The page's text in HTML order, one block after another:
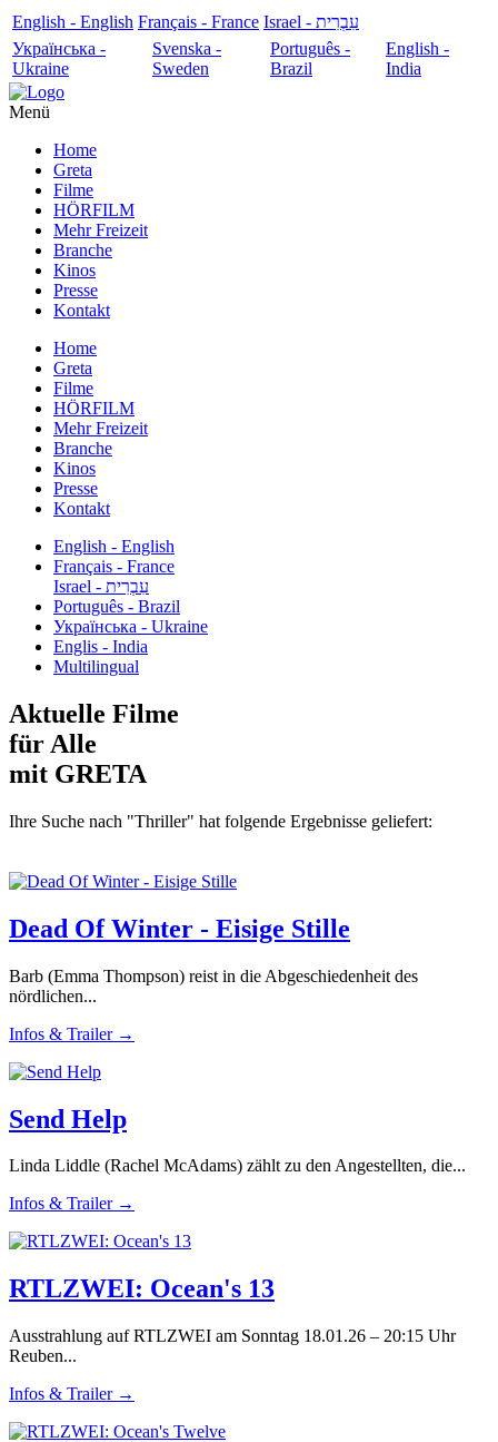
English - English Français - France
עִבְרִית - Israel
Українська -
Ukraine
Svenska -
Sweden
Português -
Brazil
English -
India
Menü
Home
Greta
Filme
HÖRFILM
Mehr Freizeit
Branche
Kinos
Presse
Kontakt
Home
Greta
Filme
HÖRFILM
Mehr Freizeit
Branche
Kinos
Presse
Kontakt
English - English
Français - France
עִבְרִית - Israel
Português - Brazil
Українська - Ukraine
Englis - India
Multilingual
Aktuelle Filme
für Alle
mit GRETA
Ihre Suche nach "Thriller" hat folgende Ergebnisse geliefert:
Dead Of Winter - Eisige Stille
Barb (Emma Thompson) reist in die Abgeschiedenheit des
nördlichen...
Infos & Trailer →
Send Help
Linda Liddle (Rachel McAdams) zählt zu den Angestellten, die...
Infos & Trailer →
RTLZWEI: Ocean's 13
Ausstrahlung auf RTLZWEI am Sonntag 18.01.26 – 20:15 Uhr
Reuben...
Infos & Trailer →